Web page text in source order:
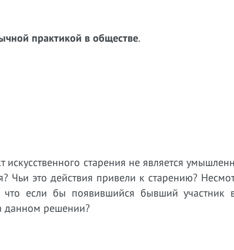
практикой в обществе.
старения не является
Чьи это действия привели к старению?
что если бы появившийся бывший участник
данном решении?